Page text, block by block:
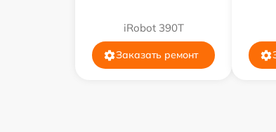
iRobot 390T
Заказать ремонт